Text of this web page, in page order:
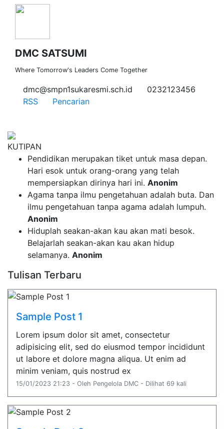
DMC SATSUMI
Where Tomorrow's Leaders Come Together
dmc@smpn1sukaresmi.sch.id
0232123456
RSS
Pencarian
KUTIPAN
Pendidikan merupakan tiket untuk masa depan.
Hari esok untuk orang-orang yang telah
mempersiapkan dirinya hari ini. Anonim
Agama tanpa ilmu pengetahuan adalah buta. Dan
ilmu pengetahuan tanpa agama adalah lumpuh.
Anonim
Hiduplah seakan-akan kau akan mati besok.
Belajarlah seakan-akan kau akan hidup
selamanya. Anonim
Tulisan Terbaru
Sample Post 1
Lorem ipsum dolor sit amet, consectetur
adipisicing elit, sed do eiusmod tempor incididunt
ut labore et dolore magna aliqua. Ut enim ad
minim veniam, quis nostrud ex
15/01/2023 21:23 - Oleh Pengelola DMC - Dilihat 69 kali